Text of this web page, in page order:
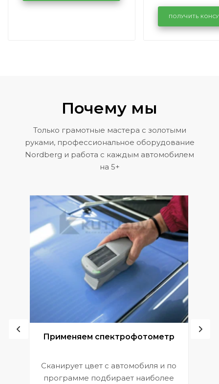
KUTUZOVV
лобового
районе
Volkswagen
ПОЛУЧИТЬ
Почему мы
Только грамотные мастера с золотыми
руками, профессиональное оборудование
Nordberg и работа с каждым автомобилем
на 5+
Применяем спектрофотометр
Сканирует цвет с автомобиля и по
программе подбирает наиболее